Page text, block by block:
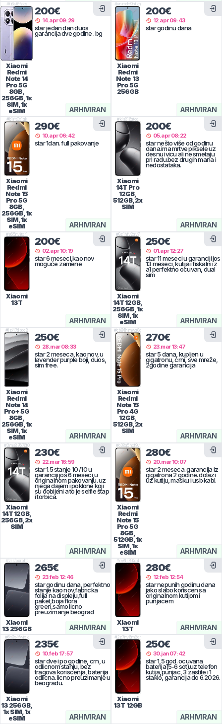
ARHIVIRAN
#tj6st6fzks
Xiaomi
Redmi
Note 14
Pro 5G
8GB,
256GB, 1x
SIM, 1x
eSIM
200€
14.apr 09:29
star jedan dan duos
garancija dve godine . bg
ARHIVIRAN
#vnmdc9ntkn
Xiaomi
Redmi
Note 13
Pro 5G
256GB
200€
12.apr 09:43
star godinu dana
ARHIVIRAN
#b1rjt0x1gk
Xiaomi
Redmi
Note 15
Pro 5G
8GB,
256GB, 1x
SIM, 1x
eSIM
290€
10.apr 06:42
star 1dan. full pakovanje
ARHIVIRAN
#kls816gtcg
Xiaomi
14T Pro
12GB,
512GB, 2x
SIM
200€
05.apr 08:22
star nešto više od godinu
dana.ima mrtve piksele uz
desnu ivicu ali ne smetaju
pri radu.bez drugih mana i
nedostataka.
ARHIVIRAN
#s65nyjtxr1
Xiaomi
13T
200€
02.apr 10:19
star 6 meseci,kao nov
moguće zamene
ARHIVIRAN
#8z1hfv2qy7
Xiaomi
14T12GB,
256GB, 1x
SIM, 1x
eSIM
250€
01.apr 12:27
star 11 meseci u garanciji jos
13 meseci, kutija i fiskalni iz
a1 perfektno ocuvan, dual
sim
ARHIVIRAN
#lzl47dpqc8
Xiaomi
Redmi
Note 14
Pro+ 5G
8GB,
256GB, 1x
SIM, 1x
eSIM
250€
28.mar 08:33
star 2 meseca, kao nov, u
lavender purple boji, duos,
sim free.
ARHIVIRAN
#cb94hmwg8d
Xiaomi
Redmi
Note 15
Pro 4G
12GB,
512GB, 2x
SIM
270€
23.mar 13:47
star 5 dana, kupljen u
gigatronu, crni, sve mreže,
2godine garancija
ARHIVIRAN
#3ms87676f0
Xiaomi
14T12GB,
256GB, 2x
SIM
230€
22.mar 16:59
star 1.5 stanje 10 /10 u
garanciji još 6 meseci,u
originalnom pakovanju. uz
njega dajem i poklone koji
su dobijeni a to je selfie štap
i torbica.
ARHIVIRAN
#q38g5hcf9y
Xiaomi
Redmi
Note 15
Pro 5G
8GB,
512GB, 1x
SIM, 1x
eSIM
280€
20.mar 10:07
star 2 meseca. garancija iz
gigatrona 2 godine. dolazi
uz kutiju, masku i usb kabl.
ARHIVIRAN
#zrsfpxrpht
Xiaomi
13 256GB
265€
23.feb 12:46
star godinu dana, perfektno
stanje kao nov,fabricka
folija na displeju,full
paket,boja flora
green,samo licno
preuzimanje beograd
ARHIVIRAN
#ry8lr794d4
Xiaomi
13T
280€
12.feb 12:54
star nepunih godinu dana
jako slabo koriscen sa
originalnom kutijom i
punjacem
ARHIVIRAN
#6x9x4fwjxk
Xiaomi
13 256GB,
1x SIM, 1x
eSIM
235€
10.feb 17:57
star dve i po godine, crn, u
odlicnom stanju, bez
tragova koriscenja, baterija
odlicna. licno preuzimanje u
beogradu.
ARHIVIRAN
#2z7nv6m8dr
Xiaomi
13T 12GB
250€
30.jan 07:42
star 1,5 god. ocuvana
baterija(5-6 sot).uz telefon
kutija,punjac, 3 zastite i 1
staklo, garancija do 6.2026.